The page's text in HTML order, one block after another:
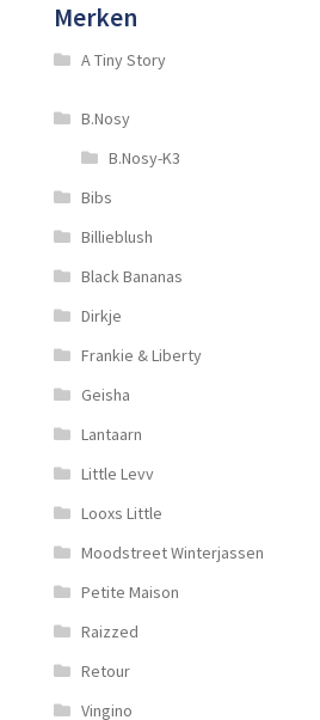
Merken
A Tiny Story
B.Nosy
B.Nosy-K3
Bibs
Billieblush
Black Bananas
Dirkje
Frankie & Liberty
Geisha
Lantaarn
Little Levv
Looxs Little
Moodstreet Winterjassen
Petite Maison
Raizzed
Retour
Vingino